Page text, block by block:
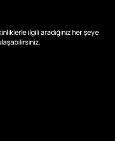
ilgili aradığınız her şeye